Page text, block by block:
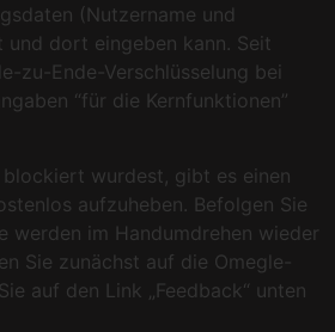
(Nutzername und
und dort eingeben kann. Seit
zu-Ende-Verschlüsselung bei
“für die Kernfunktionen”
blockiert wurdest, gibt es einen
aufzuheben. Befolgen Sie
werden im Handumdrehen wieder
Sie zunächst auf die Omegle-
auf den Link „Feedback“ unten